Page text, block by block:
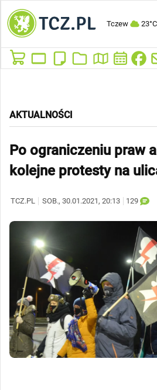
Tczew 23°C
Tczew pozostaje w swoich
AKTUALNOŚCI
Po ograniczeniu praw
kolejne protesty na
TCZ.PL SOB. 129